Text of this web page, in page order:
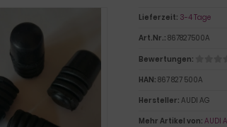
Lieferzeit: 3-4 Tage
Art.Nr.: 867827500A
Bewertungen:
HAN: 867 827 500A
Hersteller: AUDI AG
Mehr Artikel von: AUDI